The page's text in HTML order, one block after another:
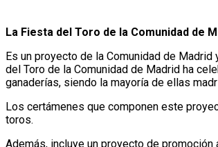
La Fiesta del Toro de la Comunidad de
Es un proyecto de la Comunidad de
del Toro de la Comunidad de Madrid ha
ganaderías, siendo la mayoría de ellas
Los certámenes que componen este
toros.
Además, incluye un proyecto de